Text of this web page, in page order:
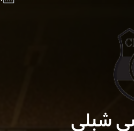
شبلي